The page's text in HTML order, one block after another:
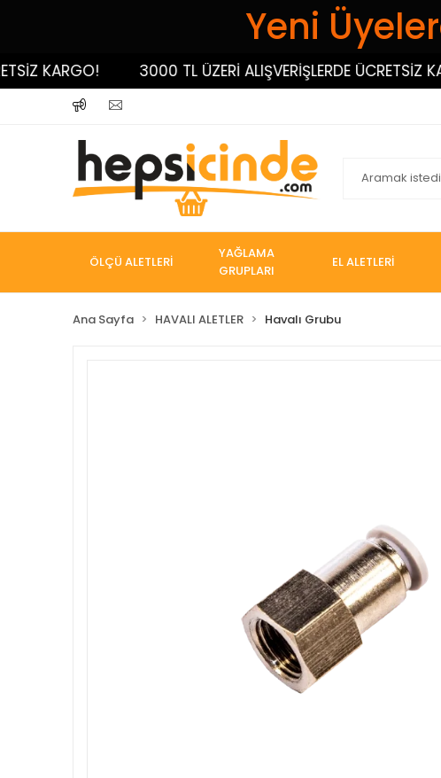
Yeni
KARGO! 3000 TL ÜZERİ ALIŞVERİŞLERDE ÜCRETSİZ
ÖLÇÜ ALETLERİ
YAĞLAMA
GRUPLARI
EL ALETLERİ
Ana Sayfa HAVALI ALETLER Havalı Grubu